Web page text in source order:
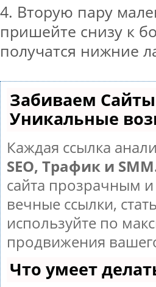
4. Вторую пару
пришейте снизу к
получатся нижние
Забиваем
Уникальные
Каждая ссылка
SEO, Трафик и
сайта прозрачным
вечные ссылки,
используйте по
продвижения
Что умеет